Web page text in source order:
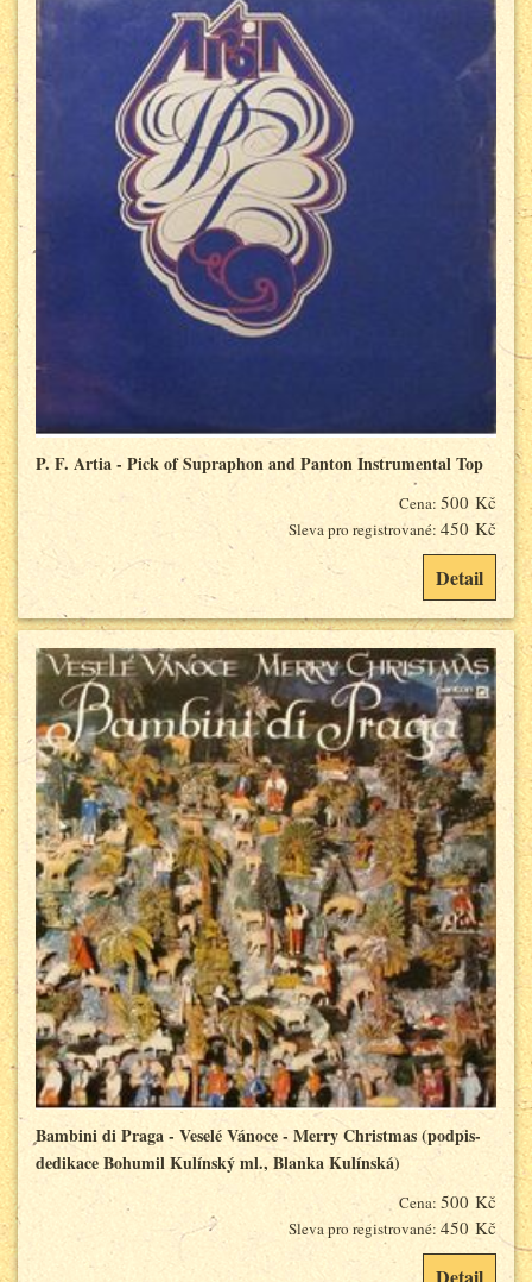
P. F. Artia - Pick of Supraphon and Panton Instrumental Top
Cena: 500 Kč
Sleva pro registrované: 450 Kč
Detail
Bambini di Praga - Veselé Vánoce - Merry Christmas (podpis-
dedikace Bohumil Kulínský ml., Blanka Kulínská)
Cena: 500 Kč
Sleva pro registrované: 450 Kč